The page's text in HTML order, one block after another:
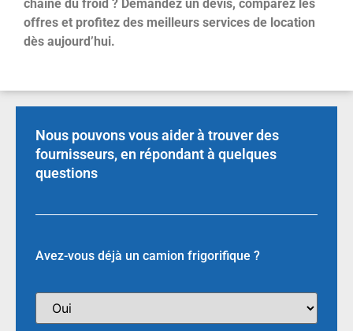
chaîne du froid ? Demandez un devis, comparez les
offres et profitez des meilleurs services de location
dès aujourd’hui.
Nous pouvons vous aider à trouver des
fournisseurs, en répondant à quelques
questions
Avez-vous déjà un camion frigorifique ?